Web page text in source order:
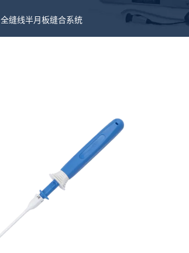
全缝线半月板缝合系统